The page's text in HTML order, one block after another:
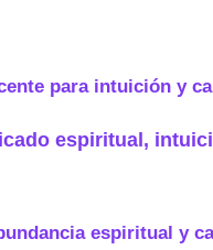
espiritual,